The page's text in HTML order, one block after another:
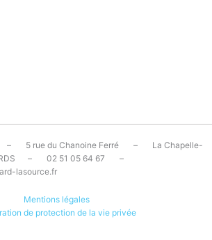
5 rue du Chanoine Ferré – La Chapelle-
– 02 51 05 64 67 –
lasource.fr
Mentions légales
de protection de la vie privée